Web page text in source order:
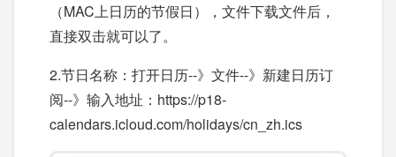
（MAC上日历的节假日），文件下载文件后，
直接双击就可以了。
2.节日名称：打开日历--》文件--》新建日历订
阅--》输入地址：https://p18-
calendars.icloud.com/holidays/cn_zh.ics